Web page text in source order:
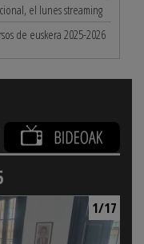
el lunes streaming
de euskera 2025-2026
1/17